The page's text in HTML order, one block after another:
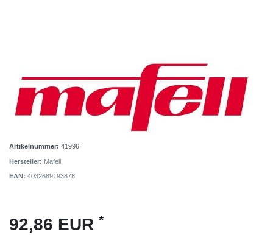
Artikelnummer: 41996
Hersteller: Mafell
EAN: 4032689193878
92,86 EUR *